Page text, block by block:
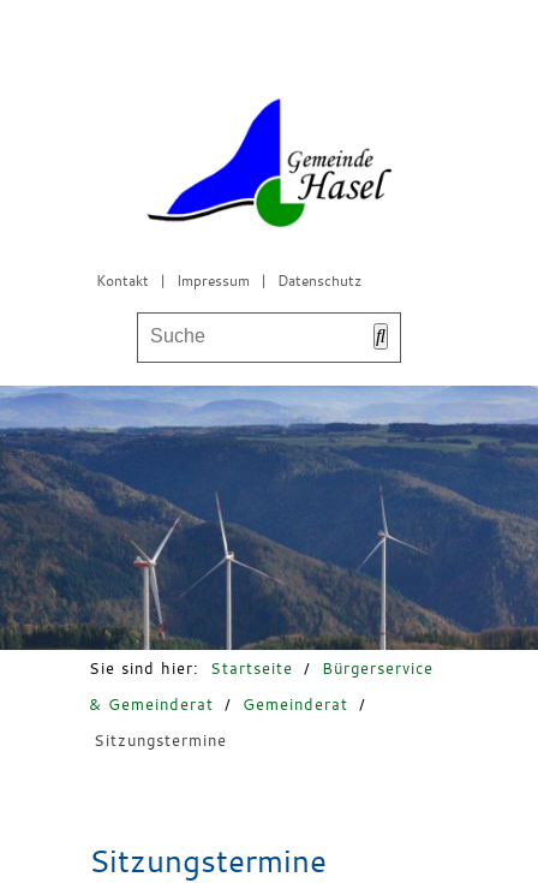
Kontakt | Impressum | Datenschutz
Bürgerservice & Gemeinderat
Leben in Hasel
Freizeit & Tourismus
Sie sind hier: Startseite /
Bürgerservice
& Gemeinderat
/ Gemeinderat
/
Sitzungstermine
Sitzungstermine